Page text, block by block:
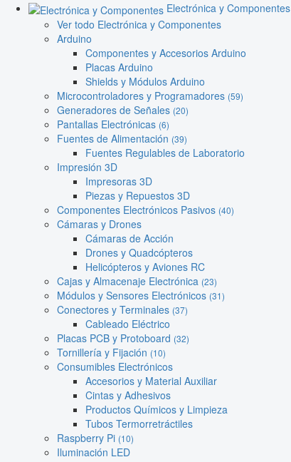
Electrónica y Componentes
Ver todo Electrónica y Componentes
Arduino
Componentes y Accesorios Arduino
Placas Arduino
Shields y Módulos Arduino
Microcontroladores y Programadores (59)
Generadores de Señales (20)
Pantallas Electrónicas (6)
Fuentes de Alimentación (39)
Fuentes Regulables de Laboratorio
Impresión 3D
Impresoras 3D
Piezas y Repuestos 3D
Componentes Electrónicos Pasivos (40)
Cámaras y Drones
Cámaras de Acción
Drones y Quadcópteros
Helicópteros y Aviones RC
Cajas y Almacenaje Electrónica (23)
Módulos y Sensores Electrónicos (31)
Conectores y Terminales (37)
Cableado Eléctrico
Placas PCB y Protoboard (32)
Tornillería y Fijación (10)
Consumibles Electrónicos
Accesorios y Material Auxiliar
Cintas y Adhesivos
Productos Químicos y Limpieza
Tubos Termorretráctiles
Raspberry Pi (10)
Iluminación LED